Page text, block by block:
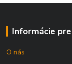
Informácie
O nás